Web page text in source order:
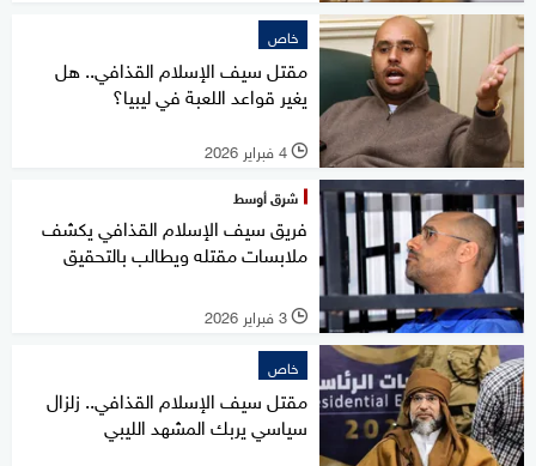
خاص
مقتل سيف الإسلام القذافي.. هل
يغير قواعد اللعبة في ليبيا؟
l 4 فبراير 2026
شرق أوسط
فريق سيف الإسلام القذافي يكشف
ملابسات مقتله ويطالب بالتحقيق
l 3 فبراير 2026
خاص
مقتل سيف الإسلام القذافي.. زلزال
سياسي يربك المشهد الليبي